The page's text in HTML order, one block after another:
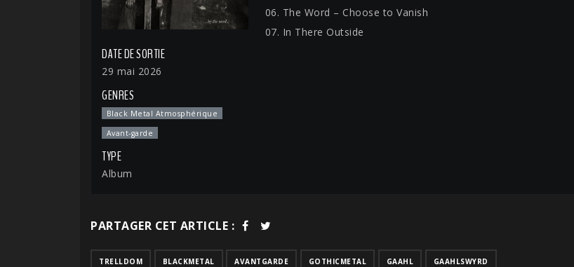
DATE DE SORTIE
29 mai 2026
GENRES
Black Metal Atmosphérique
Avant-garde
TYPE
Album
06. The Word – Choose to Vanish
07. In There Outside
PARTAGER CET ARTICLE :
TRELLDOM BLACKMETAL AVANTGARDE GOTHICMETAL GAAHL GAAHLSWYRD